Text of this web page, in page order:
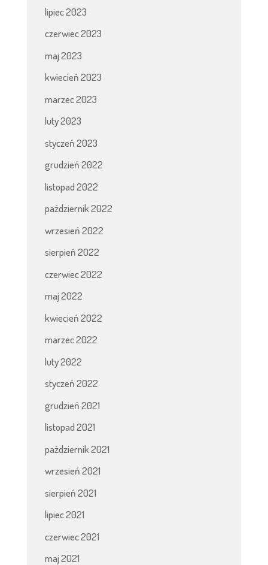
lipiec 2023
czerwiec 2023
maj 2023
kwiecień 2023
marzec 2023
luty 2023
styczeń 2023
grudzień 2022
listopad 2022
październik 2022
wrzesień 2022
sierpień 2022
czerwiec 2022
maj 2022
kwiecień 2022
marzec 2022
luty 2022
styczeń 2022
grudzień 2021
listopad 2021
październik 2021
wrzesień 2021
sierpień 2021
lipiec 2021
czerwiec 2021
maj 2021